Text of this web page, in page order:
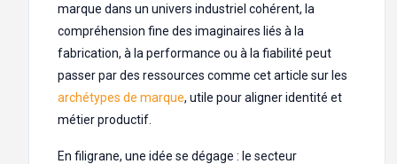
marque dans un univers industriel cohérent, la
compréhension fine des imaginaires liés à la
fabrication, à la performance ou à la fiabilité peut
passer par des ressources comme cet article sur les
archétypes de marque, utile pour aligner identité et
métier productif.
En filigrane, une idée se dégage : le secteur